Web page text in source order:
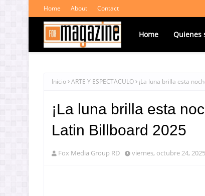
Home About Contact
Home Quienes
Inicio ARTE Y ESPECTACULO ¡La luna brilla esta
¡La luna brilla esta
Latin Billboard 2025
Fox Media Group RD viernes, octubre 24, 2025